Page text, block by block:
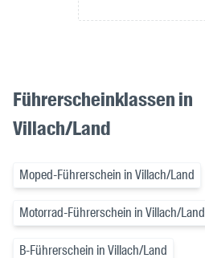
Führerscheinklassen in
Villach/Land
Moped-Führerschein in Villach/Land
Motorrad-Führerschein in Villach/Land
B-Führerschein in Villach/Land